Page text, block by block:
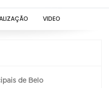
VIDEO
de Belo